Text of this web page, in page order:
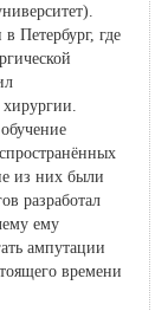
Петербург, где
из них были
разработал
ему
ампутации
времени